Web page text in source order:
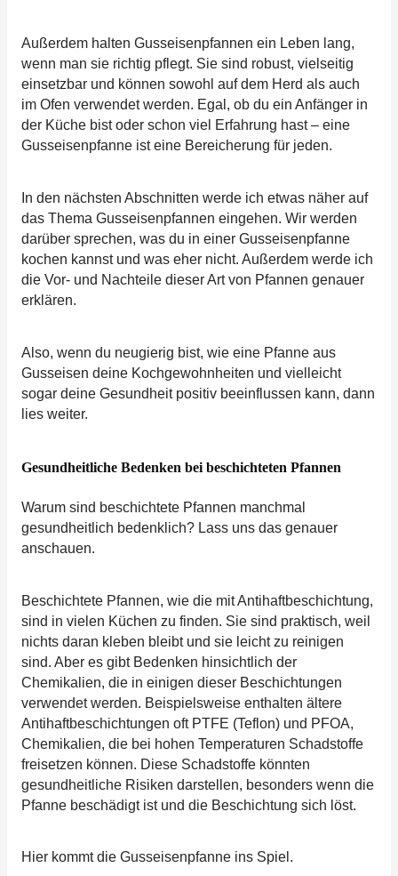
Außerdem halten Gusseisenpfannen ein Leben lang,
wenn man sie richtig pflegt. Sie sind robust, vielseitig
einsetzbar und können sowohl auf dem Herd als auch
im Ofen verwendet werden. Egal, ob du ein Anfänger in
der Küche bist oder schon viel Erfahrung hast – eine
Gusseisenpfanne ist eine Bereicherung für jeden.
In den nächsten Abschnitten werde ich etwas näher auf
das Thema Gusseisenpfannen eingehen. Wir werden
darüber sprechen, was du in einer Gusseisenpfanne
kochen kannst und was eher nicht. Außerdem werde ich
die Vor- und Nachteile dieser Art von Pfannen genauer
erklären.
Also, wenn du neugierig bist, wie eine Pfanne aus
Gusseisen deine Kochgewohnheiten und vielleicht
sogar deine Gesundheit positiv beeinflussen kann, dann
lies weiter.
Gesundheitliche Bedenken bei beschichteten Pfannen
Warum sind beschichtete Pfannen manchmal
gesundheitlich bedenklich? Lass uns das genauer
anschauen.
Beschichtete Pfannen, wie die mit Antihaftbeschichtung,
sind in vielen Küchen zu finden. Sie sind praktisch, weil
nichts daran kleben bleibt und sie leicht zu reinigen
sind. Aber es gibt Bedenken hinsichtlich der
Chemikalien, die in einigen dieser Beschichtungen
verwendet werden. Beispielsweise enthalten ältere
Antihaftbeschichtungen oft PTFE (Teflon) und PFOA,
Chemikalien, die bei hohen Temperaturen Schadstoffe
freisetzen können. Diese Schadstoffe könnten
gesundheitliche Risiken darstellen, besonders wenn die
Pfanne beschädigt ist und die Beschichtung sich löst.
Hier kommt die Gusseisenpfanne ins Spiel.